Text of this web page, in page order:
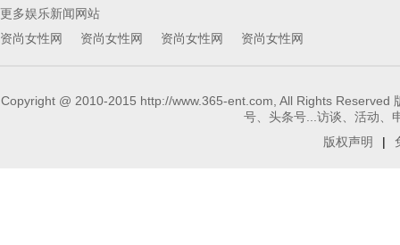
更多娱乐新闻网站
资尚女性网
资尚女性网 资尚女性网 资尚女性网
Copyright @ 2010-2015 http://www.365-ent.com, All Rights
号、头条号...访谈、活动、
版权声明
|